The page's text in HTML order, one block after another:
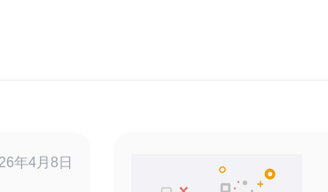
年4月8日